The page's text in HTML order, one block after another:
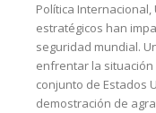
Política
estratégicos han
seguridad mundial.
enfrentar la situación
conjunto de Estados
demostración de